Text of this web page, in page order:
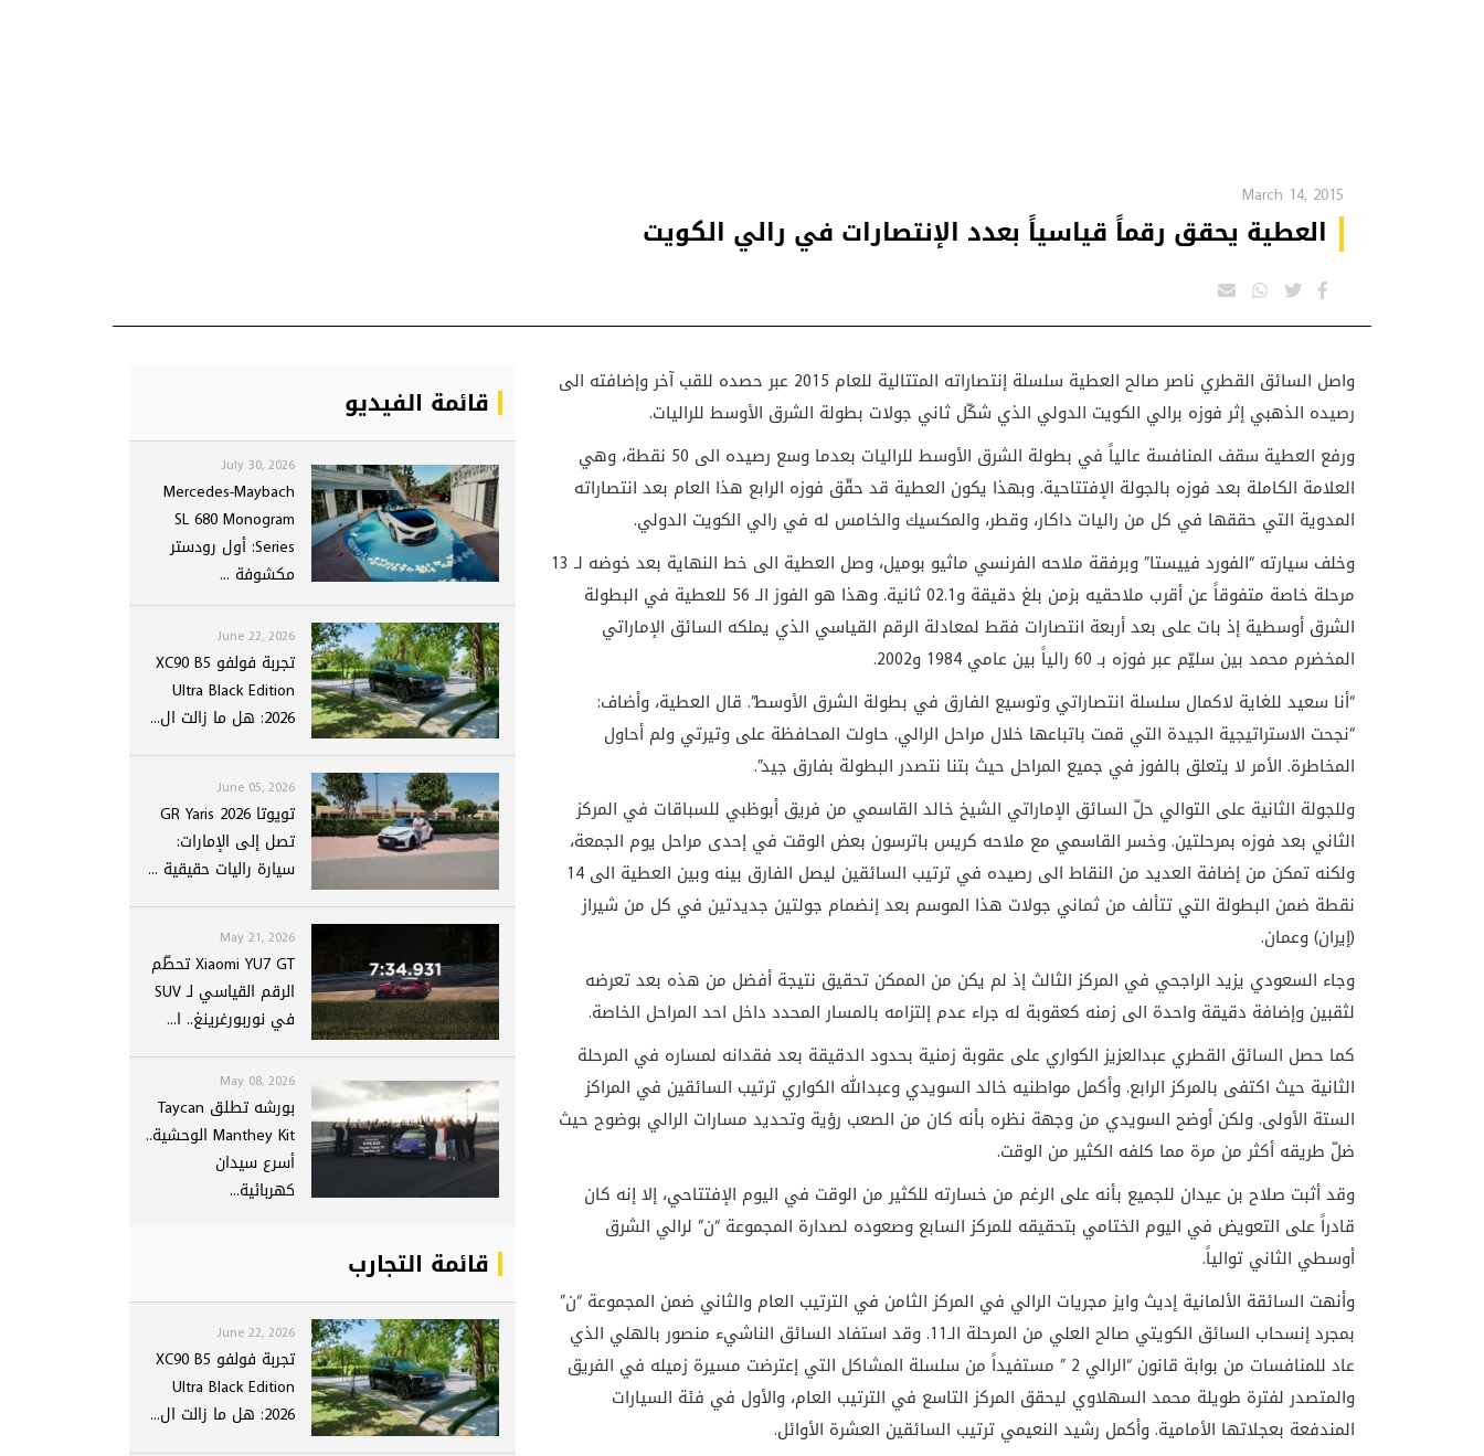
March 14, 2015
العطية يحقق رقماً قياسياً بعدد الإنتصارات في رالي الكويت
واصل السائق القطري ناصر صالح العطية سلسلة إنتصاراته المتتالية للعام 2015 عبر حصده للقب آخر وإضافته الى
رصيده الذهبي إثر فوزه برالي الكويت الدولي الذي شكّل ثاني جولات بطولة الشرق الأوسط للراليات.
ورفع العطية سقف المنافسة عالياً في بطولة الشرق الأوسط للراليات بعدما وسع رصيده الى 50 نقطة، وهي
العلامة الكاملة بعد فوزه بالجولة الإفتتاحية. وبهذا يكون العطية قد حقّق فوزه الرابع هذا العام بعد انتصاراته
المدوية التي حققها في كل من راليات داكار، وقطر، والمكسيك والخامس له في رالي الكويت الدولي.
وخلف سيارته “الفورد فييستا” وبرفقة ملاحه الفرنسي ماثيو بوميل، وصل العطية الى خط النهاية بعد خوضه لـ 13
مرحلة خاصة متفوقاً عن أقرب ملاحقيه بزمن بلغ دقيقة و02.1 ثانية. وهذا هو الفوز الـ 56 للعطية في البطولة
الشرق أوسطية إذ بات على بعد أربعة انتصارات فقط لمعادلة الرقم القياسي الذي يملكه السائق الإماراتي
المخضرم محمد بين سليّم عبر فوزه بـ 60 رالياً بين عامي 1984 و2002.
“أنا سعيد للغاية لاكمال سلسلة انتصاراتي وتوسيع الفارق في بطولة الشرق الأوسط”. قال العطية، وأضاف:
“نجحت الاستراتيجية الجيدة التي قمت باتباعها خلال مراحل الرالي. حاولت المحافظة على وتيرتي ولم أحاول
المخاطرة. الأمر لا يتعلق بالفوز في جميع المراحل حيث بتنا نتصدر البطولة بفارق جيد”.
وللجولة الثانية على التوالي حلّ السائق الإماراتي الشيخ خالد القاسمي من فريق أبوظبي للسباقات في المركز
الثاني بعد فوزه بمرحلتين. وخسر القاسمي مع ملاحه كريس باترسون بعض الوقت في إحدى مراحل يوم الجمعة،
ولكنه تمكن من إضافة العديد من النقاط الى رصيده في ترتيب السائقين ليصل الفارق بينه وبين العطية الى 14
نقطة ضمن البطولة التي تتألف من ثماني جولات هذا الموسم بعد إنضمام جولتين جديدتين في كل من شيراز
(إيران) وعمان.
وجاء السعودي يزيد الراجحي في المركز الثالث إذ لم يكن من الممكن تحقيق نتيجة أفضل من هذه بعد تعرضه
لثقبين وإضافة دقيقة واحدة الى زمنه كعقوبة له جراء عدم إلتزامه بالمسار المحدد داخل احد المراحل الخاصة.
كما حصل السائق القطري عبدالعزيز الكواري على عقوبة زمنية بحدود الدقيقة بعد فقدانه لمساره في المرحلة
الثانية حيث اكتفى بالمركز الرابع. وأكمل مواطنيه خالد السويدي وعبدالله الكواري ترتيب السائقين في المراكز
الستة الأولى. ولكن أوضح السويدي من وجهة نظره بأنه كان من الصعب رؤية وتحديد مسارات الرالي بوضوح حيث
ضلّ طريقه أكثر من مرة مما كلفه الكثير من الوقت.
وقد أثبت صلاح بن عيدان للجميع بأنه على الرغم من خسارته للكثير من الوقت في اليوم الإفتتاحي، إلا إنه كان
قادراً على التعويض في اليوم الختامي بتحقيقه للمركز السابع وصعوده لصدارة المجموعة “ن” لرالي الشرق
أوسطي الثاني توالياً.
وأنهت السائقة الألمانية إديث وايز مجريات الرالي في المركز الثامن في الترتيب العام والثاني ضمن المجموعة “ن”
بمجرد إنسحاب السائق الكويتي صالح العلي من المرحلة الـ11. وقد استفاد السائق الناشيء منصور بالهلي الذي
عاد للمنافسات من بوابة قانون “الرالي 2 ” مستفيداً من سلسلة المشاكل التي إعترضت مسيرة زميله في الفريق
والمتصدر لفترة طويلة محمد السهلاوي ليحقق المركز التاسع في الترتيب العام، والأول في فئة السيارات
المندفعة بعجلاتها الأمامية. وأكمل رشيد النعيمي ترتيب السائقين العشرة الأوائل.
قائمة الفيديو
July 30, 2026
Mercedes-Maybach
SL 680 Monogram
Series: أول رودستر
مكشوفة ...
June 22, 2026
تجربة فولفو XC90 B5
Ultra Black Edition
2026: هل ما زالت ال...
June 05, 2026
تويوتا GR Yaris 2026
تصل إلى الإمارات:
سيارة راليات حقيقية ...
May 21, 2026
Xiaomi YU7 GT تحطّم
الرقم القياسي لـ SUV
في نوربورغرينغ.. ا...
May 08, 2026
بورشه تطلق Taycan
Manthey Kit الوحشية..
أسرع سيدان
كهربائية...
قائمة التجارب
June 22, 2026
تجربة فولفو XC90 B5
Ultra Black Edition
2026: هل ما زالت ال...